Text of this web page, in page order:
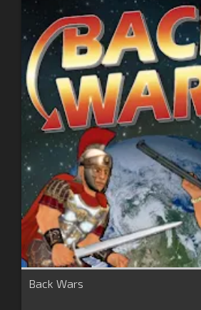
Back Wars